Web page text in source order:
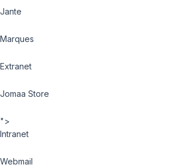
Jante
Marques
Extranet
Jomaa Store
">
Intranet
Webmail